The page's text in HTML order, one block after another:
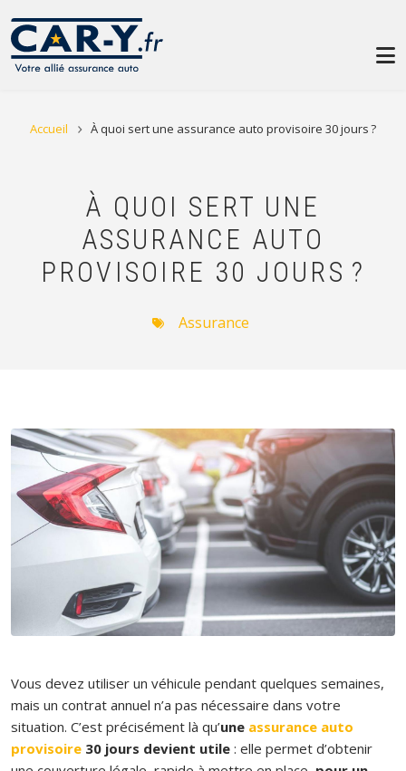
FIL D'ARIANE
Accueil À quoi sert une assurance auto provisoire 30 jours ?
À QUOI SERT UNE
ASSURANCE AUTO
PROVISOIRE 30 JOURS ?
Assurance
Vous devez utiliser un véhicule pendant quelques semaines,
mais un contrat annuel n’a pas nécessaire dans votre
situation. C’est précisément là qu’une assurance auto
provisoire 30 jours devient utile : elle permet d’obtenir